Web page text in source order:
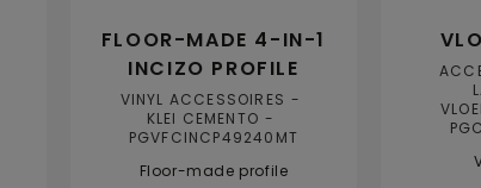
FLOOR-MADE 4-IN-1
INCIZO PROFILE
VINYL ACCESSOIRES
KLEI CEMENTO
PGVFCINCP49240MT
Floor-made profile